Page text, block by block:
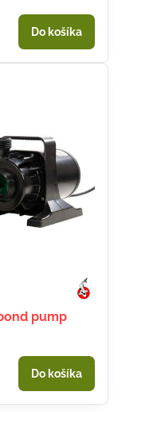
Do košíka
pump
Do košíka